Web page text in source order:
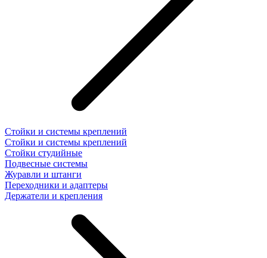
Стойки и системы креплений
Стойки и системы креплений
Стойки студийные
Подвесные системы
Журавли и штанги
Переходники и адаптеры
Держатели и крепления